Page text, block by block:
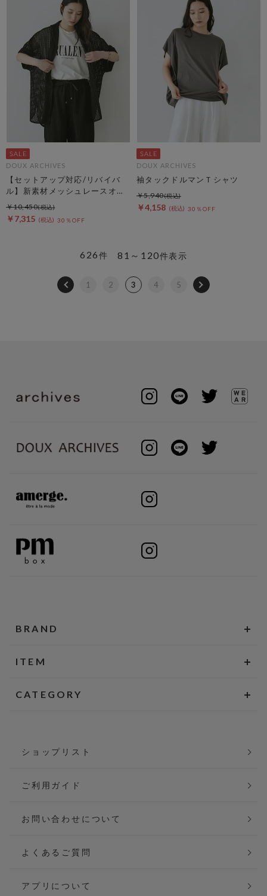
DOUX ARCHIVES
【セットアップ対応/リバイバ
ル】新素材メッシュレースオー
バーシャツ
￥7,315 30％OFF
￥10,450
DOUX ARCHIVES
袖タックドルマンＴシャツ
￥4,158 30％OFF
￥5,940
81～120件表示
626件
1 2 3 4 5
BRAND
ITEM
CATEGORY
ショップリスト
ご利用ガイド
お問い合わせについて
よくあるご質問
アプリについて